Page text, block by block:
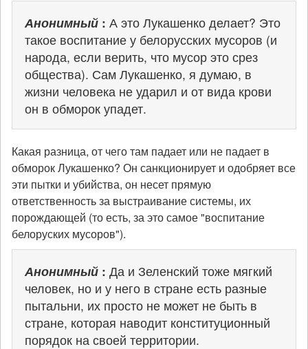
Анонимный: А это Лукашенко делает? Это
такое воспитание у белорусских мусоров (и
народа, если верить, что мусор это срез
общества). Сам Лукашенко, я думаю, в
жизни человека не ударил и от вида крови
он в обморок упадет.
Какая разница, от чего там падает или не падает в
обморок Лукашенко? Он санкционирует и одобряет все
эти пытки и убийства, он несет прямую
ответственность за выстраивание системы, их
порождающей (то есть, за это самое "воспитание
белоруских мусоров").
Анонимный: Да и Зеленский тоже мягкий
человек, но и у него в стране есть разные
пытальни, их просто не может не быть в
стране, которая наводит конституционный
порядок на своей территории.